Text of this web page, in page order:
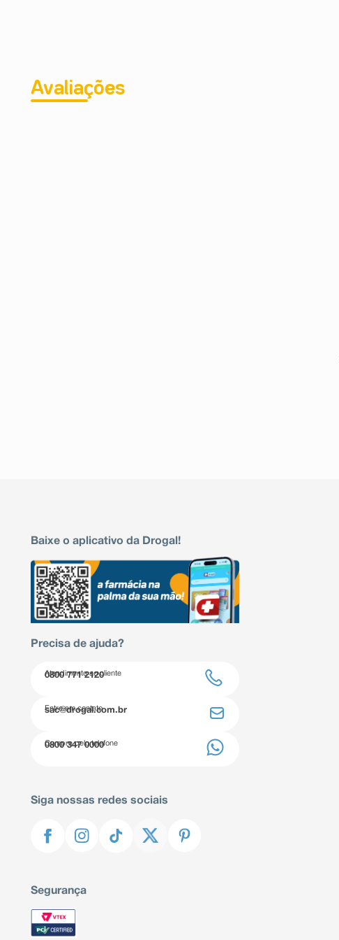
Avaliações
Baixe o aplicativo da Drogal!
Precisa de ajuda?
Atendimento ao cliente
0800 771 2120
Entre em contato
sac@drogal.com.br
Compre pelo telefone
0800 347 0000
Siga nossas redes sociais
Segurança